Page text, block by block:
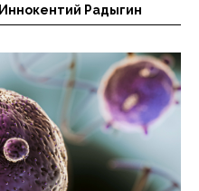
Иннокентий Радыгин